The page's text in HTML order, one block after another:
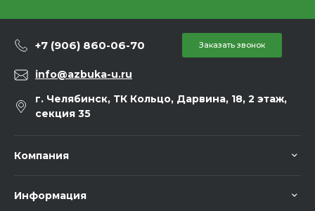
+7 (906) 860-06-70 Заказать звонок
info@azbuka-u.ru
г. Челябинск, ТК Кольцо, Дарвина, 18, 2 этаж,
секция 35
Компания
Информация